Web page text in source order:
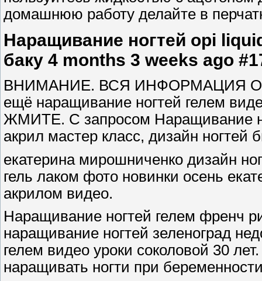
домашнюю работу делайте в
Наращивание ногтей opi
баку 4 months 3 weeks ago
ВНИМАНИЕ. ВСЯ ИНФОРМАЦИЯ О
ещё наращивание ногтей гелем
ЖМИТЕ. С запросом Наращивание
акрил мастер класс, дизайн ногтей
екатерина мирошниченко дизайн
гель лаком фото новинки осень
акрилом видео.
Наращивание ногтей гелем френч
наращивание ногтей зеленоград
гелем видео уроки соколовой 30
наращивать ногти при